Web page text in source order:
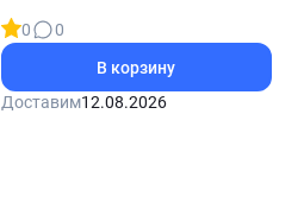
0
0
В корзину
Доставим12.08.2026